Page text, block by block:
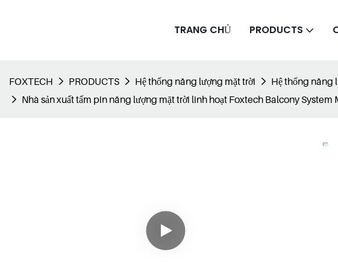
TRANG CHỦ PRODUCTS
FOXTECH PRODUCTS Hệ thống năng lượng mặt trời
Hệ thống năng
Nhà sản xuất tấm pin năng lượng mặt trời linh hoạt Foxtech Balcony